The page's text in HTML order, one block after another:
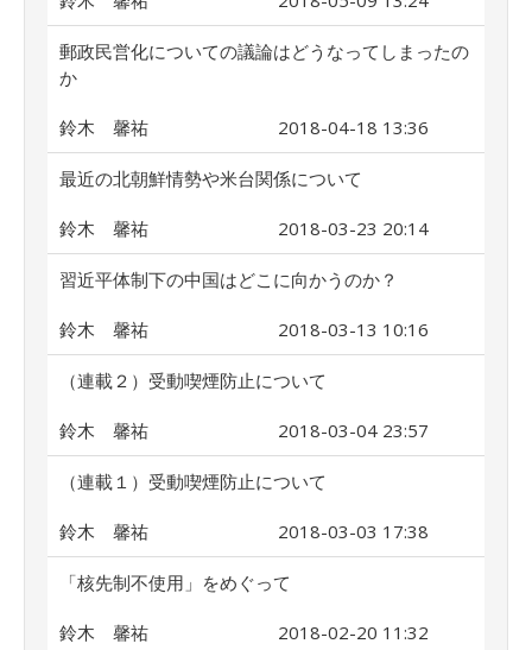
郵政民営化についての議論はどうなってしまったの
か
鈴木 馨祐 2018-04-18 13:36
最近の北朝鮮情勢や米台関係について
鈴木 馨祐 2018-03-23 20:14
習近平体制下の中国はどこに向かうのか？
鈴木 馨祐 2018-03-13 10:16
（連載２）受動喫煙防止について
鈴木 馨祐 2018-03-04 23:57
（連載１）受動喫煙防止について
鈴木 馨祐 2018-03-03 17:38
「核先制不使用」をめぐって
鈴木 馨祐 2018-02-20 11:32